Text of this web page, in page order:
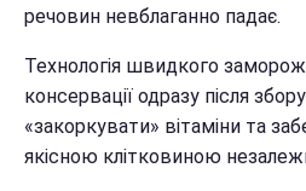
речовин невблаганно падає.
Технологія швидкого
консервації одразу після
«закоркувати» вітаміни та
якісною клітковиною